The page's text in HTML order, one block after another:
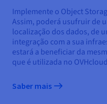
Implemente o Object
Assim, poderá usufruir de
localização dos dados, de
integração com a sua
estará a beneficiar da
que é utilizada no
Saber mais